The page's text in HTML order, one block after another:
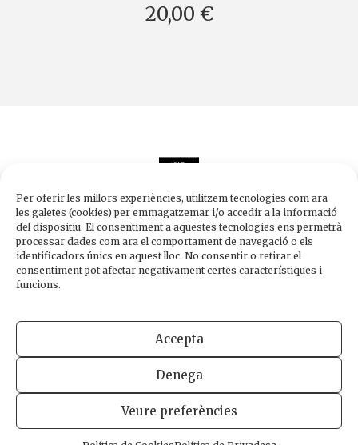
Per oferir les millors experiències, utilitzem tecnologies com ara
les galetes (cookies) per emmagatzemar i/o accedir a la informació
del dispositiu. El consentiment a aquestes tecnologies ens permetrà
processar dades com ara el comportament de navegació o els
identificadors únics en aquest lloc. No consentir o retirar el
consentiment pot afectar negativament certes característiques i
funcions.
Accepta
Denega
Veure preferències
20,00 €
Edicions de 1984
Carrer Trafalgar, 10, 2n-2a A
Fax 934 854 375
1984@edicions1984.cat
INFORMACIÓ LEGAL POLÍTICA DE PRIVADESA POLÍTICA DE COOKIES
DISSENY WEB